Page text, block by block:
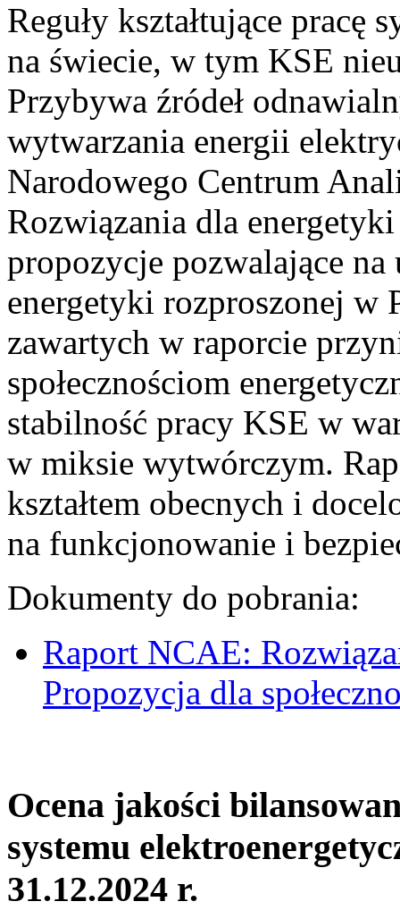
Reguły kształtujące pracę
na świecie, w tym KSE
Przybywa źródeł
wytwarzania energii
Narodowego Centrum
Rozwiązania dla
propozycje pozwalające
energetyki rozproszonej w
zawartych w raporcie
społecznościom
stabilność pracy KSE w
w miksie wytwórczym.
kształtem obecnych i
na funkcjonowanie i
Dokumenty do pobrania:
Raport NCAE:
Propozycja dla
Ocena jakości
systemu
31.12.2024 r.